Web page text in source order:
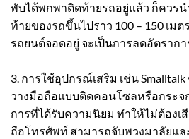
พับได้พกพาติดท้ายรถอยู่แล้ว ก็ควรน
ท้ายของรถขึ้นไปราว 100 – 150 เม
รถยนต์จอดอยู่ จะเป็นการลดอัตราก
3. การใช้อุปกรณ์เสริม เช่น
วางมือถือแบบติดคอนโซลหรือกระจ
การที่ได้รับความนิยม ทำให้ไม่ต้องเ
ถือโทรศัพท์ สามารถจับพวงมาลัยแล